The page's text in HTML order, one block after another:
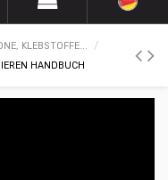
KLEBSTOFFE...
HANDBUCH